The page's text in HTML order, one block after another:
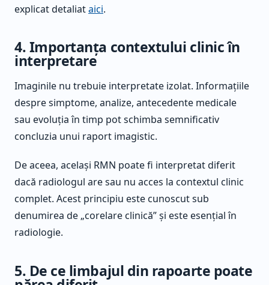
explicat detaliataici.
4. Importanța contextului clinic în
interpretare
Imaginile nu trebuie interpretate izolat. Informațiile
despre simptome, analize, antecedente medicale
sau evoluția în timp pot schimba semnificativ
concluzia unui raport imagistic.
De aceea, același RMN poate fi interpretat diferit
dacă radiologul are sau nu acces la contextul clinic
complet. Acest principiu este cunoscut sub
denumirea de „corelare clinică” și este esențial în
radiologie.
5. De ce limbajul din rapoarte poate